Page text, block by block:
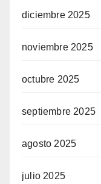
diciembre 2025
noviembre 2025
octubre 2025
septiembre 2025
agosto 2025
julio 2025